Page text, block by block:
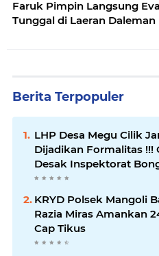
Faruk Pimpin Langsung
Tunggal di Laeran Daleman
Berita Terpopuler
LHP Desa Megu Cilik
Dijadikan Formalitas !!!
Desak Inspektorat
Seluruh Fakta dan
KRYD Polsek Mangoli
Razia Miras Amankan
Cap Tikus